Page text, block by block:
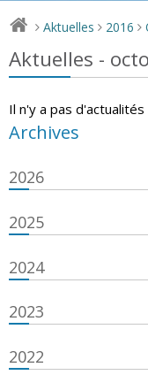
> Aktuelles > 2016 >
Aktuelles -
Il n'y a pas
Archives
2026
2025
2024
2023
2022